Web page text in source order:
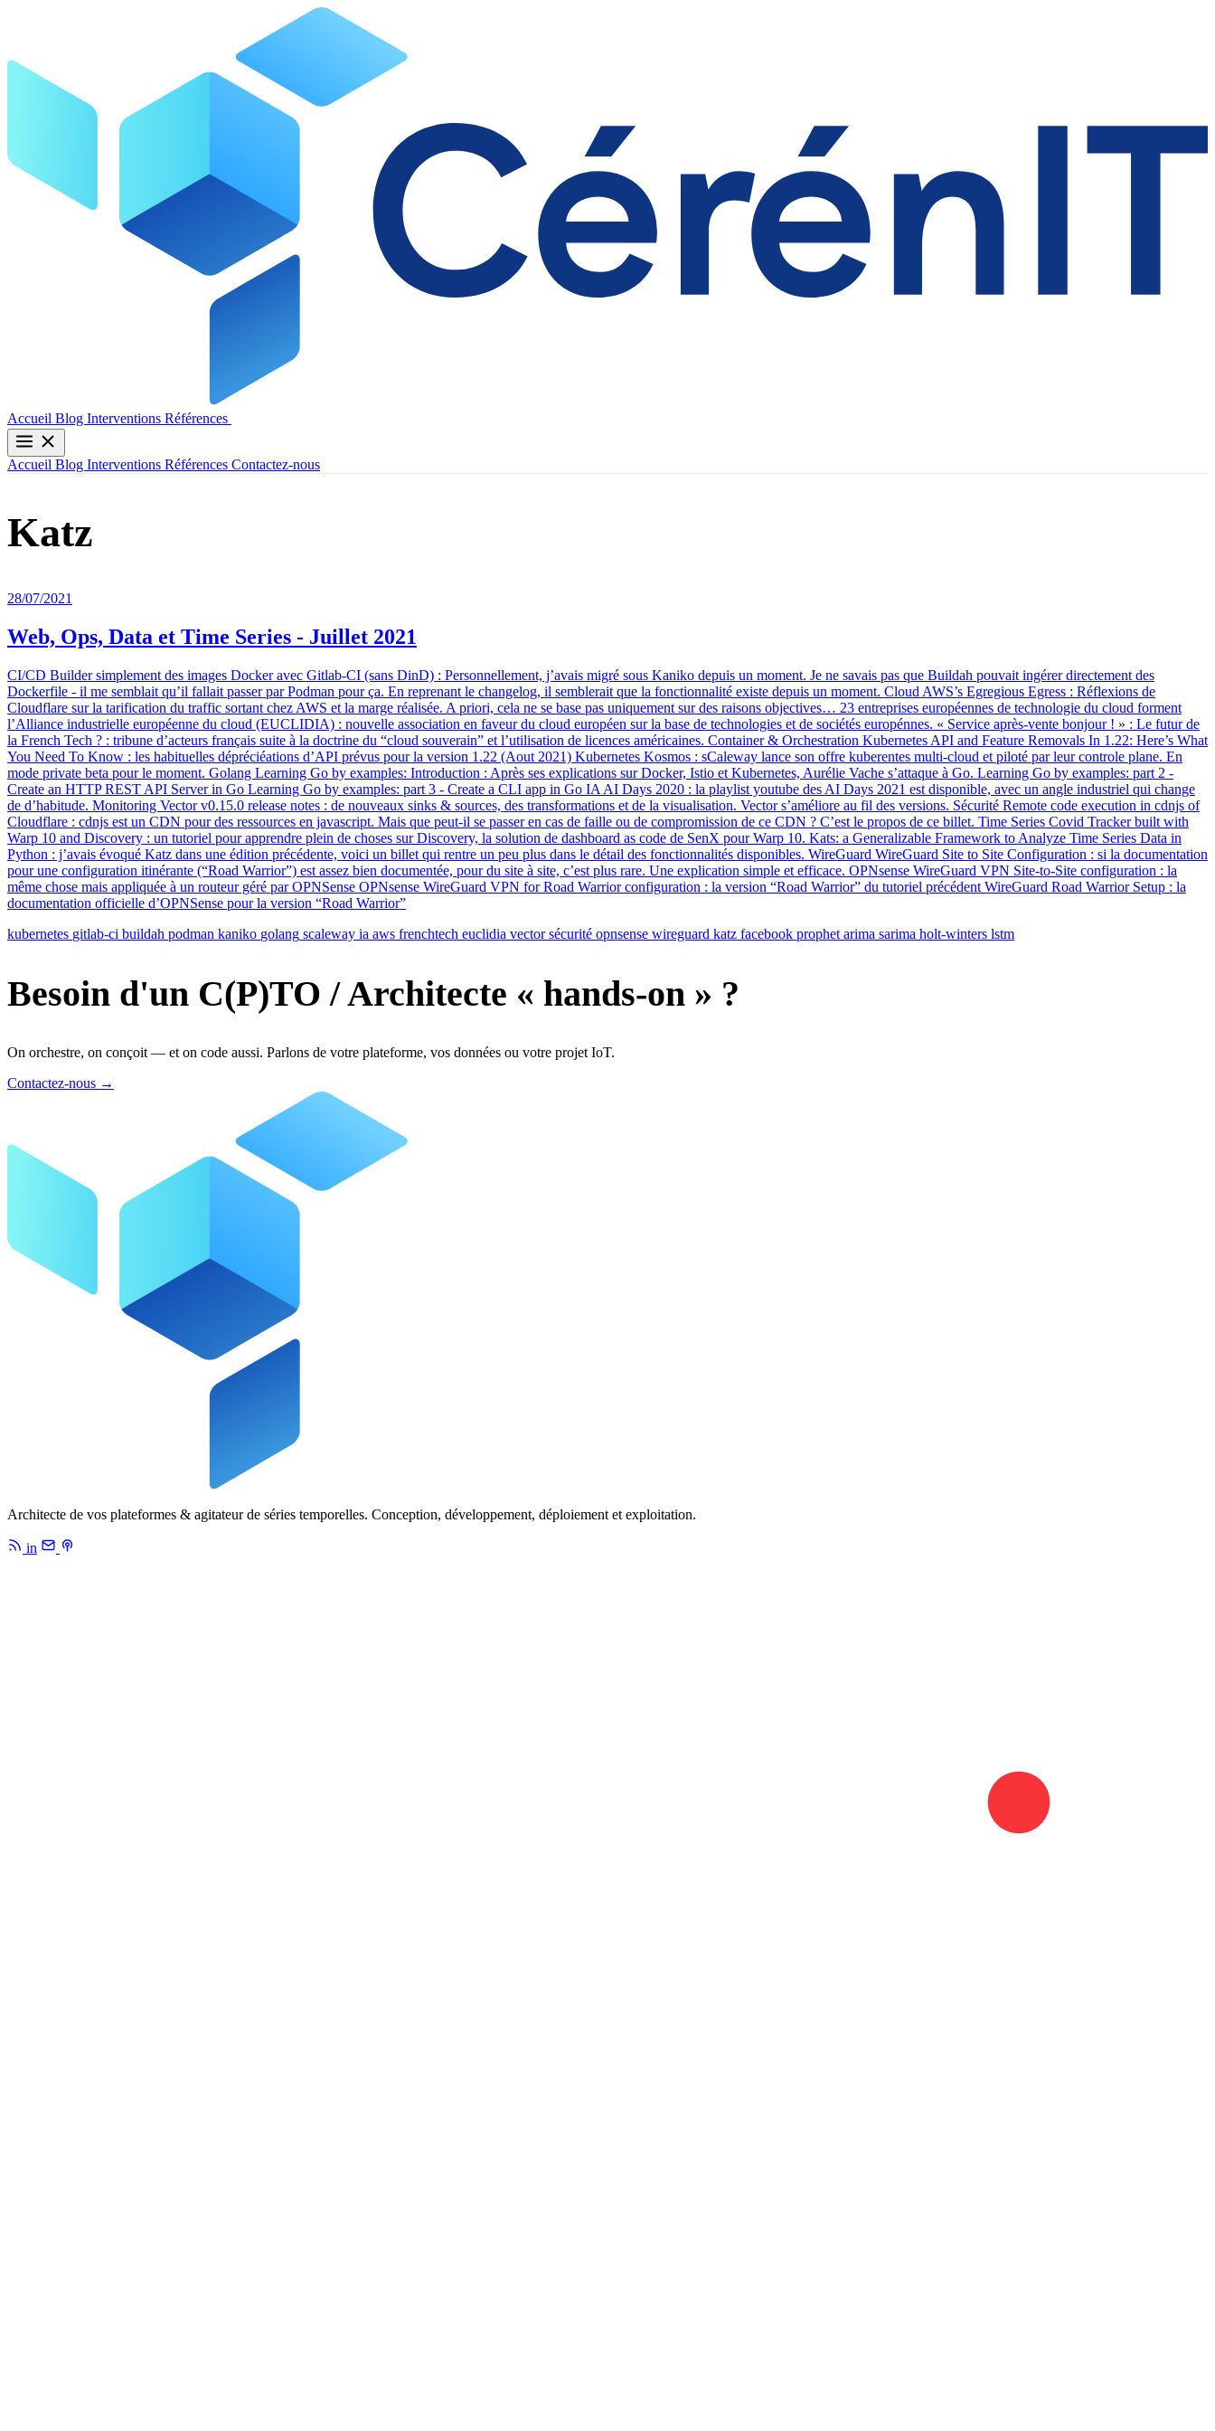
Accueil Blog Interventions Références
Accueil Blog Interventions Références Contactez-nous
Katz
28/07/2021
Web, Ops, Data et Time Series - Juillet 2021
CI/CD Builder simplement des images Docker avec Gitlab-CI (sans DinD) : Personnellement, j’avais migré sous Kaniko depuis un moment. Je ne savais pas que Buildah pouvait ingérer directement des
Dockerfile - il me semblait qu’il fallait passer par Podman pour ça. En reprenant le changelog, il semblerait que la fonctionnalité existe depuis un moment. Cloud AWS’s Egregious Egress : Réflexions de
Cloudflare sur la tarification du traffic sortant chez AWS et la marge réalisée. A priori, cela ne se base pas uniquement sur des raisons objectives… 23 entreprises européennes de technologie du cloud forment
l’Alliance industrielle européenne du cloud (EUCLIDIA) : nouvelle association en faveur du cloud européen sur la base de technologies et de sociétés europénnes. « Service après-vente bonjour ! » : Le futur de
la French Tech ? : tribune d’acteurs français suite à la doctrine du “cloud souverain” et l’utilisation de licences américaines. Container & Orchestration Kubernetes API and Feature Removals In 1.22: Here’s What
You Need To Know : les habituelles dépréciéations d’API prévus pour la version 1.22 (Aout 2021) Kubernetes Kosmos : sCaleway lance son offre kuberentes multi-cloud et piloté par leur controle plane. En
mode private beta pour le moment. Golang Learning Go by examples: Introduction : Après ses explications sur Docker, Istio et Kubernetes, Aurélie Vache s’attaque à Go. Learning Go by examples: part 2 -
Create an HTTP REST API Server in Go Learning Go by examples: part 3 - Create a CLI app in Go IA AI Days 2020 : la playlist youtube des AI Days 2021 est disponible, avec un angle industriel qui change
de d’habitude. Monitoring Vector v0.15.0 release notes : de nouveaux sinks & sources, des transformations et de la visualisation. Vector s’améliore au fil des versions. Sécurité Remote code execution in cdnjs of
Cloudflare : cdnjs est un CDN pour des ressources en javascript. Mais que peut-il se passer en cas de faille ou de compromission de ce CDN ? C’est le propos de ce billet. Time Series Covid Tracker built with
Warp 10 and Discovery : un tutoriel pour apprendre plein de choses sur Discovery, la solution de dashboard as code de SenX pour Warp 10. Kats: a Generalizable Framework to Analyze Time Series Data in
Python : j’avais évoqué Katz dans une édition précédente, voici un billet qui rentre un peu plus dans le détail des fonctionnalités disponibles. WireGuard WireGuard Site to Site Configuration : si la documentation
pour une configuration itinérante (“Road Warrior”) est assez bien documentée, pour du site à site, c’est plus rare. Une explication simple et efficace. OPNsense WireGuard VPN Site-to-Site configuration : la
même chose mais appliquée à un routeur géré par OPNSense OPNsense WireGuard VPN for Road Warrior configuration : la version “Road Warrior” du tutoriel précédent WireGuard Road Warrior Setup : la
documentation officielle d’OPNSense pour la version “Road Warrior”
kubernetes gitlab-ci buildah podman kaniko golang scaleway ia aws frenchtech euclidia vector sécurité opnsense wireguard katz facebook prophet arima sarima holt-winters lstm
Besoin d'un C(P)TO / Architecte « hands-on » ?
On orchestre, on conçoit — et on code aussi. Parlons de votre plateforme, vos données ou votre projet IoT.
Contactez-nous →
Architecte de vos plateformes & agitateur de séries temporelles. Conception, développement, déploiement et exploitation.
in